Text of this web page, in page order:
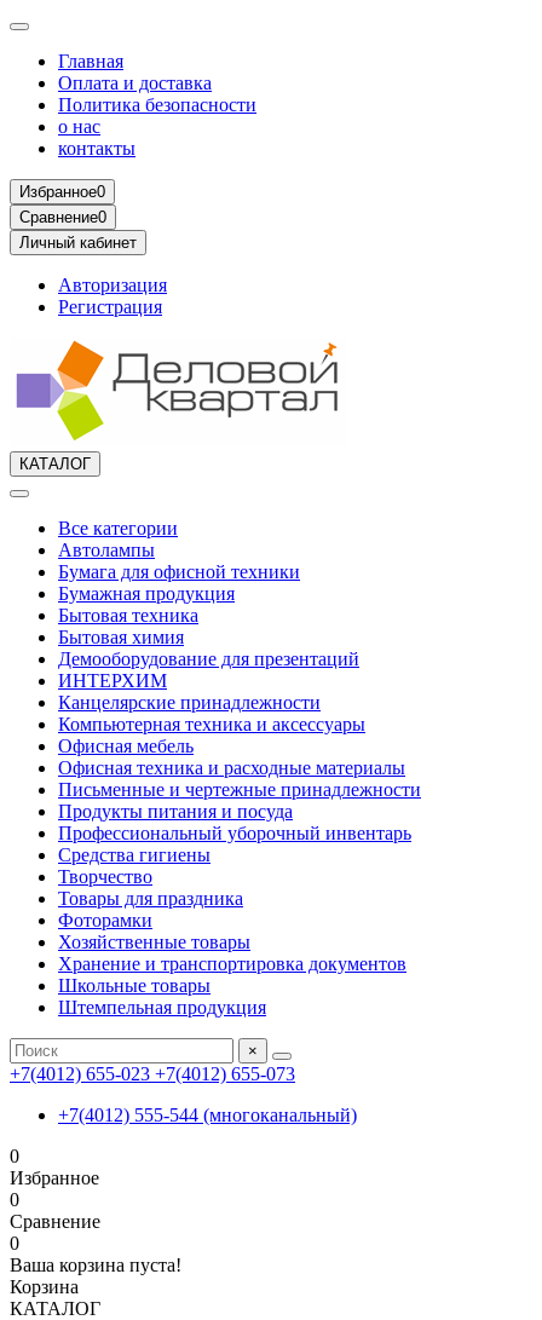
Главная
Оплата и доставка
Политика безопасности
о нас
контакты
Избранное0
Сравнение0
Личный кабинет
Авторизация
Регистрация
КАТАЛОГ
Все категории
Автолампы
Бумага для офисной техники
Бумажная продукция
Бытовая техника
Бытовая химия
Демооборудование для презентаций
ИНТЕРХИМ
Канцелярские принадлежности
Компьютерная техника и аксессуары
Офисная мебель
Офисная техника и расходные материалы
Письменные и чертежные принадлежности
Продукты питания и посуда
Профессиональный уборочный инвентарь
Средства гигиены
Творчество
Товары для праздника
Фоторамки
Хозяйственные товары
Хранение и транспортировка документов
Школьные товары
Штемпельная продукция
×
+7(4012) 655-023 +7(4012) 655-073
+7(4012) 555-544 (многоканальный)
0
Избранное
0
Сравнение
0
Ваша корзина пуста!
Корзина
КАТАЛОГ